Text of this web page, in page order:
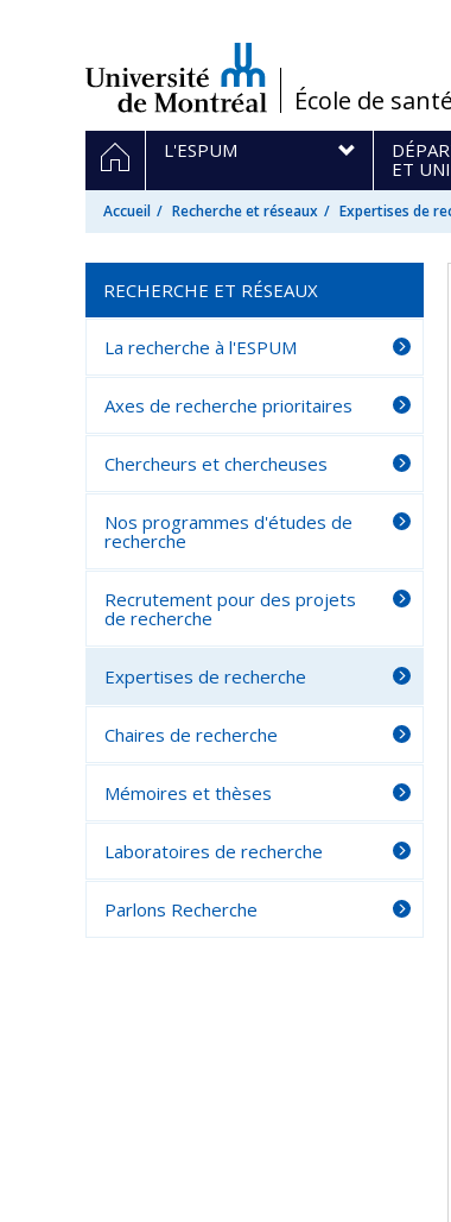
/École de
Navigation
principale
ACCUEIL
L'ESPUM
ET
Accueil Recherche et réseaux Expertises de
RECHERCHE ET RÉSEAUX
La recherche à l'ESPUM
Axes de recherche prioritaires
Chercheurs et chercheuses
Nos programmes d'études de
recherche
Recrutement pour des projets
de recherche
Expertises de recherche
Chaires de recherche
Mémoires et thèses
Laboratoires de recherche
Parlons Recherche